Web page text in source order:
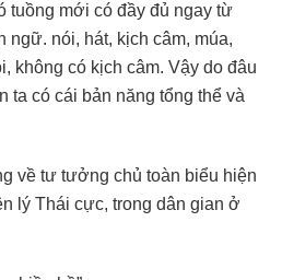
tuồng mới có đầy đủ ngay từ
ngữ. nói, hát, kịch câm, múa,
không có kịch câm. Vậy do đâu
ta có cái bản năng tổng thể và
về tư tưởng chủ toàn biểu hiện
lý Thái cực, trong dân gian ở